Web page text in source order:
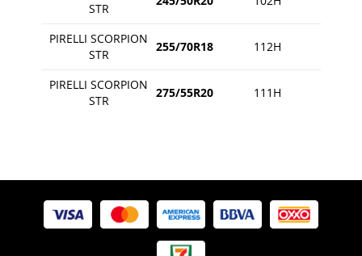
STR
PIRELLI SCORPION
STR
255/70R18 112H
PIRELLI SCORPION
STR
275/55R20 111H